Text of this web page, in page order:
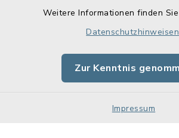
Weitere Informationen finden
Datenschutzhinweisen
Zur Kenntnis
Impressum
Barrierefreiheit
Impressum
Sitemap